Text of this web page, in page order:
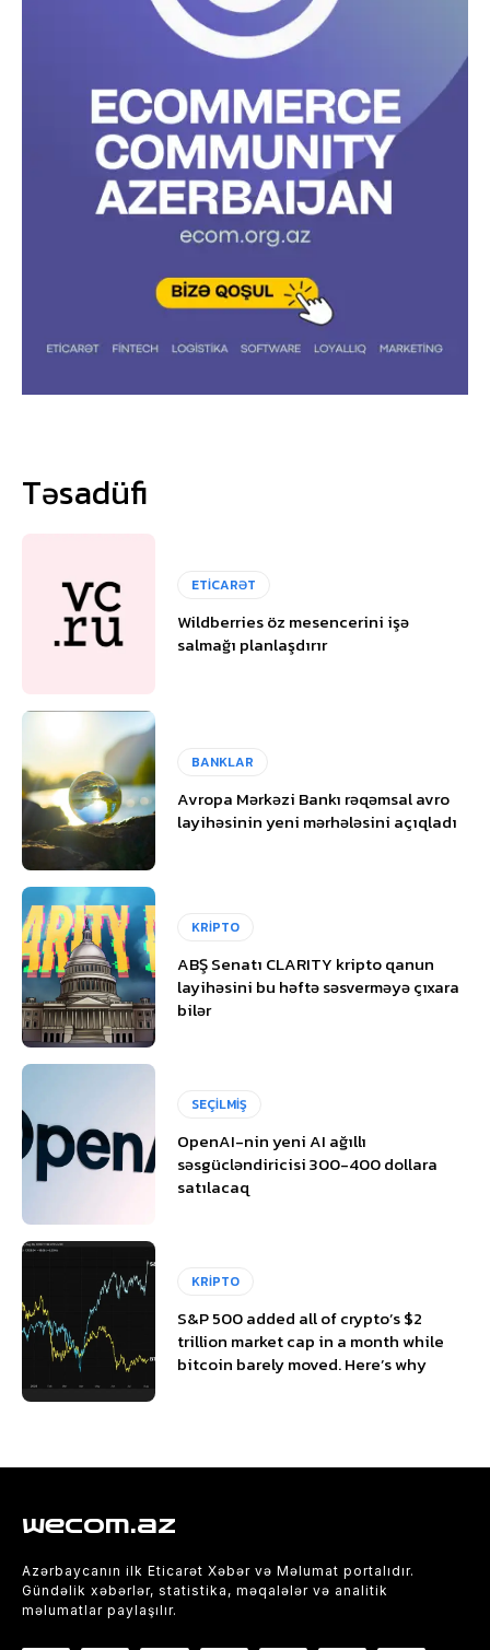
Təsadüfi
ETİCARƏT
Wildberries öz mesencerini işə
salmağı planlaşdırır
BANKLAR
Avropa Mərkəzi Bankı rəqəmsal avro
layihəsinin yeni mərhələsini açıqladı
KRİPTO
ABŞ Senatı CLARITY kripto qanun
layihəsini bu həftə səsverməyə çıxara
bilər
SEÇİLMİŞ
OpenAI-nin yeni AI ağıllı
səsgücləndiricisi 300-400 dollara
satılacaq
KRİPTO
S&P 500 added all of crypto’s $2
trillion market cap in a month while
bitcoin barely moved. Here’s why
wecom.az
Azərbaycanın ilk Eticarət Xəbər və Məlumat portalıdır.
Gündəlik xəbərlər, statistika, məqalələr və analitik
məlumatlar paylaşılır.